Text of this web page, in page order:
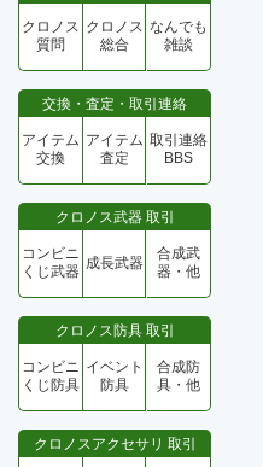
クロノス
質問
クロノス
総合
なんでも
雑談
交換・査定・取引連絡
アイテム
交換
アイテム
査定
取引連絡
BBS
クロノス武器 取引
コンビニ
くじ武器 成長武器
合成武
器・他
クロノス防具 取引
コンビニ
くじ防具
イベント
防具
合成防
具・他
クロノスアクセサリ 取引